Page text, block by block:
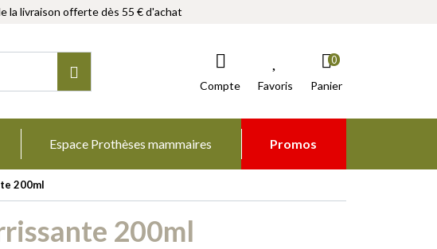
la livraison offerte dès 55 € d'achat
Compte Favoris Panier
0
Espace Prothèses mammaires Promos
200ml
200ml